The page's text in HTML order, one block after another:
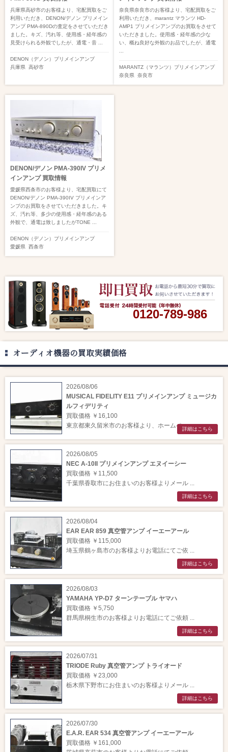
兵庫県高砂市のお客様より、宅配買取をご
利用いただき、DENON/デノン プリメイン
アンプ PMA-890Dの査定をさせていただき
ました。キズ、汚れ等、使用感・経年感の
見受けられる外観でしたが、通電・音 ...
DENON（デノン） プリメインアンプ
兵庫県 高砂市
奈良県奈良市のお客様より、宅配買取をご
利用いただき、marantz マランツ HD-
AMP1 プリメインアンプのお買取をさせて
いただきました。使用感・経年感の少な
い、概ね良好な外観のお品でしたが、通電
MARANTZ（マランツ） プリメインアンプ
奈良県 奈良市
DENON/デノン PMA-390IV プリメ
インアンプ 買取情報
愛媛県西条市のお客様より、宅配買取にて
DENON/デノン PMA-390IV プリメインア
ンプのお買取をさせていただきました。キ
ズ、汚れ等、多少の使用感・経年感のある
外観で、通電は致しましたがTONE ...
DENON（デノン） プリメインアンプ
愛媛県 西条市
0120-789-986
オーディオ機器の買取実績価格
2026/08/06
MUSICAL FIDELITY E11 プリメインアンプ ミュージカ
ルフィデリティ
買取価格 ￥16,100
東京都東久留米市のお客様より、ホームペー ...詳細はこちら
2026/08/05
NEC A-10II プリメインアンプ エヌイーシー
買取価格 ￥11,500
千葉県香取市にお住まいのお客様よりメール ...
詳細はこちら
2026/08/04
EAR EAR 859 真空管アンプ イーエーアール
買取価格 ￥115,000
埼玉県鶴ヶ島市のお客様よりお電話にてご依 ...
詳細はこちら
2026/08/03
YAMAHA YP-D7 ターンテーブル ヤマハ
買取価格 ￥5,750
群馬県桐生市のお客様よりお電話にてご依頼 ...
詳細はこちら
2026/07/31
TRIODE Ruby 真空管アンプ トライオード
買取価格 ￥23,000
栃木県下野市にお住まいのお客様よりメール ...
詳細はこちら
2026/07/30
E.A.R. EAR 534 真空管アンプ イーエーアール
買取価格 ￥161,000